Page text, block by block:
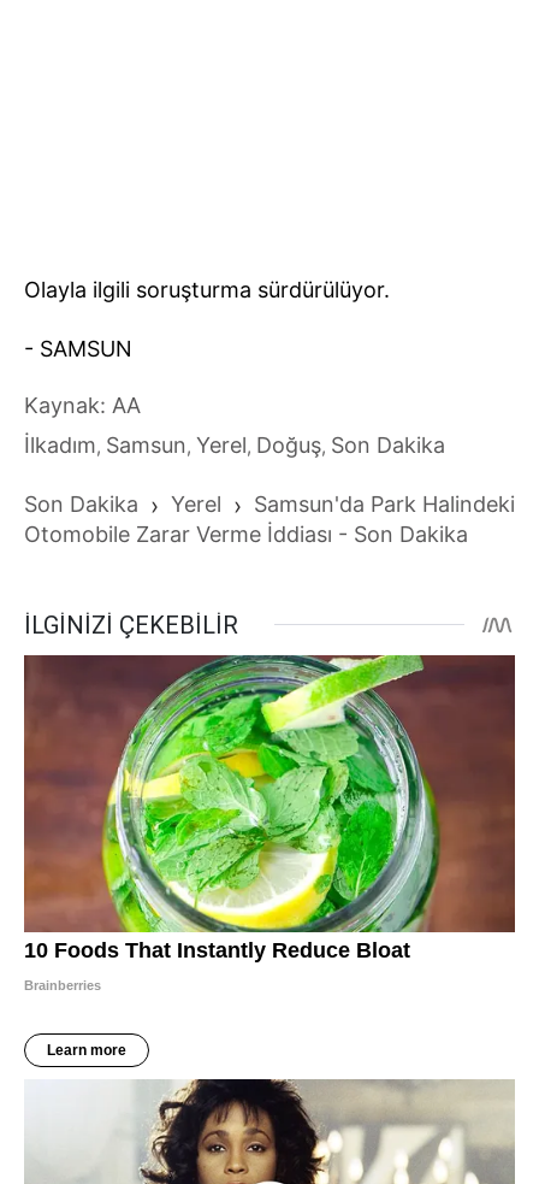
Olayla ilgili soruşturma sürdürülüyor.
- SAMSUN
Kaynak: AA
İlkadım, Samsun, Yerel, Doğuş, Son Dakika
Son Dakika › Yerel › Samsun'da Park Halindeki
Otomobile Zarar Verme İddiası - Son Dakika